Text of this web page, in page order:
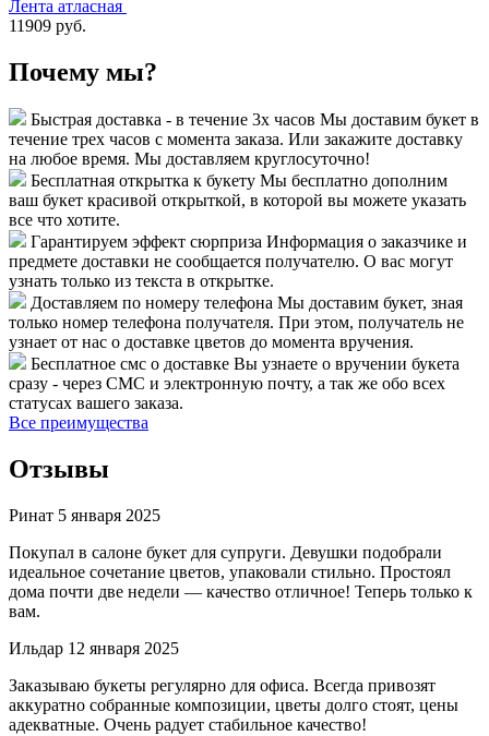
Лента атласная
11909 руб.
Почему мы?
Быстрая доставка - в течение 3х часов Мы доставим букет в
течение трех часов с момента заказа. Или закажите доставку
на любое время. Мы доставляем круглосуточно!
Бесплатная открытка к букету Мы бесплатно дополним
ваш букет красивой открыткой, в которой вы можете указать
все что хотите.
Гарантируем эффект сюрприза Информация о заказчике и
предмете доставки не сообщается получателю. О вас могут
узнать только из текста в открытке.
Доставляем по номеру телефона Мы доставим букет, зная
только номер телефона получателя. При этом, получатель не
узнает от нас о доставке цветов до момента вручения.
Бесплатное смс о доставке Вы узнаете о вручении букета
сразу - через СМС и электронную почту, а так же обо всех
статусах вашего заказа.
Все преимущества
Отзывы
Ринат 5 января 2025
Покупал в салоне букет для супруги. Девушки подобрали
идеальное сочетание цветов, упаковали стильно. Простоял
дома почти две недели — качество отличное! Теперь только к
вам.
Ильдар 12 января 2025
Заказываю букеты регулярно для офиса. Всегда привозят
аккуратно собранные композиции, цветы долго стоят, цены
адекватные. Очень радует стабильное качество!